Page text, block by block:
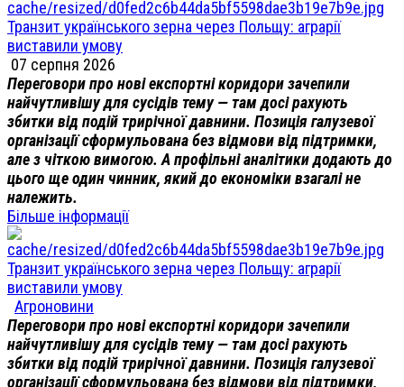
Транзит українського зерна через Польщу: аграрії
виставили умову
07 серпня 2026
Переговори про нові експортні коридори зачепили
найчутливішу для сусідів тему — там досі рахують
збитки від подій трирічної давнини. Позиція галузевої
організації сформульована без відмови від підтримки,
але з чіткою вимогою. А профільні аналітики додають до
цього ще один чинник, який до економіки взагалі не
належить.
Більше інформації
Транзит українського зерна через Польщу: аграрії
виставили умову
Агроновини
Переговори про нові експортні коридори зачепили
найчутливішу для сусідів тему — там досі рахують
збитки від подій трирічної давнини. Позиція галузевої
організації сформульована без відмови від підтримки,